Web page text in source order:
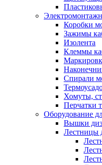
Коробки
Зажимы
Изолента
Клеммы
Спирали
Хомуты,
Перчатки
Оборудование
Вышки
Лестницы